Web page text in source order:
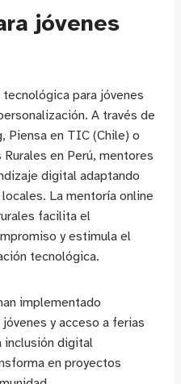
jóvenes
para jóvenes
A través de
Piensa en TIC (Chile) o
en Perú, mentores
digital adaptando
La mentoría online
facilita el
y estimula el
tecnológica.
implementado
y acceso a ferias
inclusión digital
en proyectos